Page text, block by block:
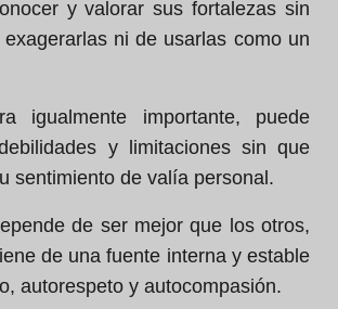
y valorar sus fortalezas sin
ni de usarlas como un
igualmente importante, puede
y limitaciones sin que
sentimiento de valía personal.
de ser mejor que los otros,
de una fuente interna y estable
autorespeto y autocompasión.